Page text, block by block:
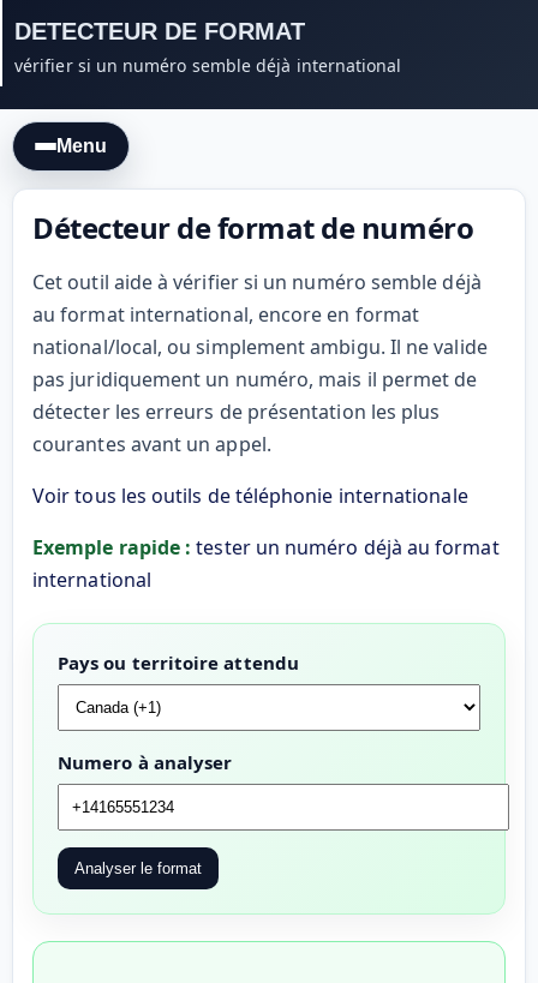
DETECTEUR DE FORMAT
vérifier si un numéro semble déjà international
Menu
Détecteur de format de numéro
Cet outil aide à vérifier si un numéro semble déjà
au format international, encore en format
national/local, ou simplement ambigu. Il ne valide
pas juridiquement un numéro, mais il permet de
détecter les erreurs de présentation les plus
courantes avant un appel.
Voir tous les outils de téléphonie internationale
Exemple rapide : tester un numéro déjà au format
international
Pays ou territoire attendu
Numero à analyser
Analyser le format